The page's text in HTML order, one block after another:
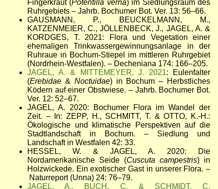
Fingerkraut (Potentilla verna) im Siedlungsraum des
Ruhrgebiets – Jahrb. Bochumer Bot. Ver. 13: 56–66.
GAUSMANN, P., BEUCKELMANN, M.,
KATZENMEIER, C., JÖLLENBECK, J., JAGEL, A. &
KORDGES, T. 2021: Flora und Vegetation einer
ehemaligen Trinkwassergewinnungsanlage in der
Ruhraue in Bochum-Stiepel im mittleren Ruhrgebiet
(Nordrhein-Westfalen). – Decheniana 174: 166–205.
JAGEL, A. & MITTEMEYER, J. 2021: Eulenfalter
(Erebidae & Noctuidae) in Bochum – Herbstliches
Ködern auf einer Obstwiese. –Jahrb. Bochumer Bot.
Ver. 12: 52–67.
JAGEL, A. 2020: Bochumer Flora im Wandel der
Zeit. –In: ZEPP, H., SCHMITT, T. & OTTO, K.-H.:
Ökologische und klimatische Perspektiven auf die
Stadtlandschaft in Bochum. – Siedlung und
Landschaft in Westfalen 42: 33.
HESSEL, W. & JAGEL, A. 2020: Die
Nordamerikanische Seide (Cuscuta campestris) in
Holzwickede. Ein exotischer Gast in unserer Flora. –
Naturreport (Unna) 24: 76–79.
JAGEL, A., BUCH, C. & SCHMIDT, C.